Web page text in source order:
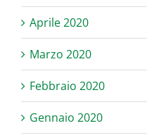
Aprile 2020
Marzo 2020
Febbraio 2020
Gennaio 2020